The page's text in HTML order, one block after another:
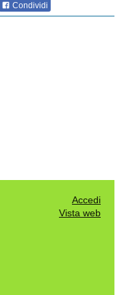
Condividi
Accedi
Vista web